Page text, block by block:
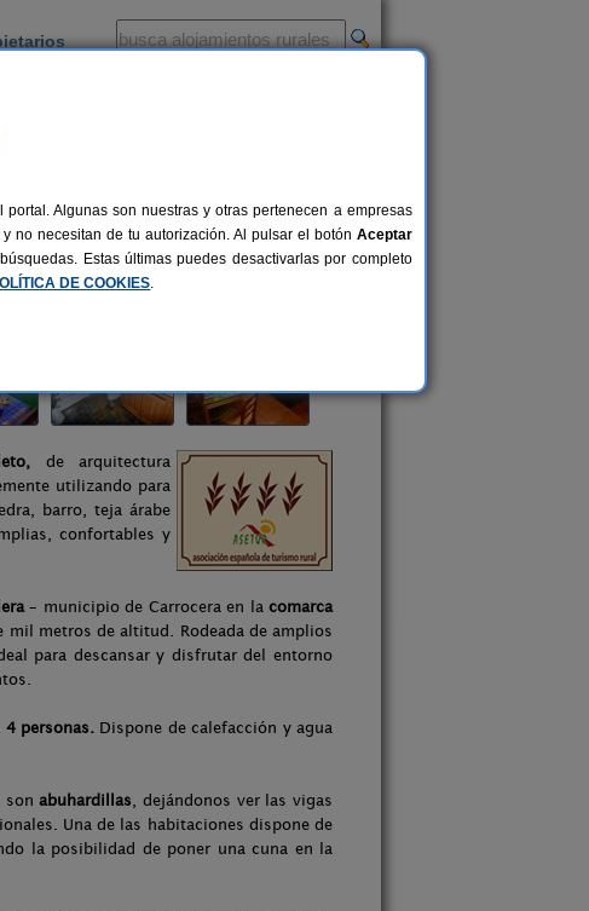
de arquitectura
utilizando para
barro, teja árabe
confortables y
– municipio de Carrocera en la comarca
metros de altitud. Rodeada de amplios
para descansar y disfrutar del entorno
4 personas.Dispone de calefacción y agua
sonabuhardillas, dejándonos ver las vigas
Una de las habitaciones dispone de
la posibilidad de poner una cuna en la
Algunas son nuestras y otras pertenecen a empresas
no necesitan de tu autorización. Al pulsar el botón Aceptar
Estas últimas puedes desactivarlas por completo
DE COOKIES.